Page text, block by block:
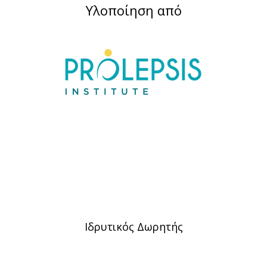
Υλοποίηση από
Ιδρυτικός Δωρητής